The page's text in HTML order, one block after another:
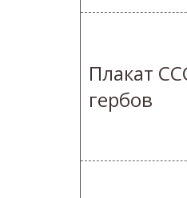
Плакат
гербов